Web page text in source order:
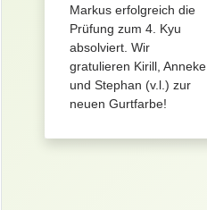
Markus erfolgreich die
Prüfung zum 4. Kyu
absolviert. Wir
gratulieren Kirill, Anneke
und Stephan (v.l.) zur
neuen Gurtfarbe!